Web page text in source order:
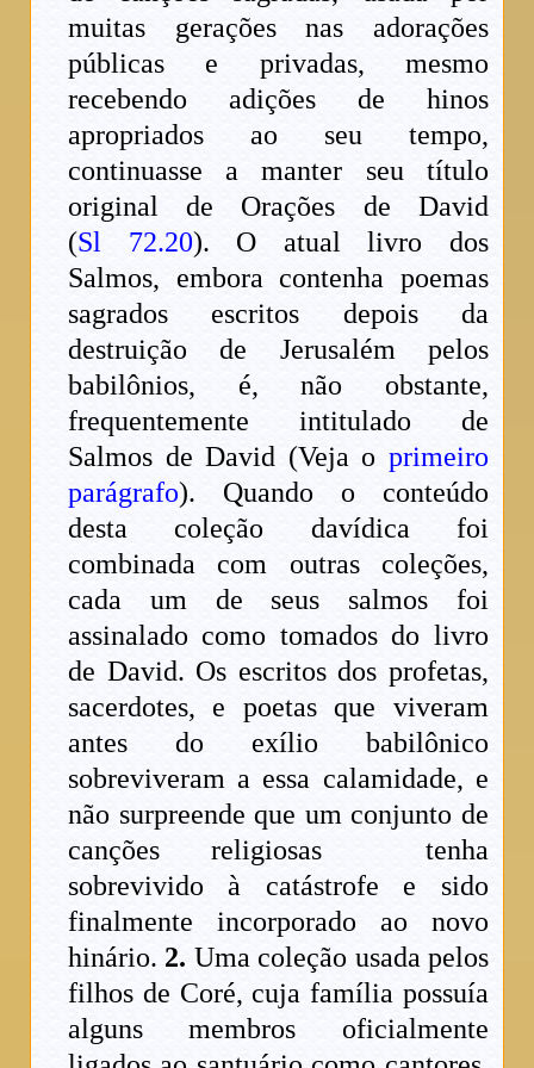
muitas gerações nas adorações
públicas e privadas, mesmo
recebendo adições de hinos
apropriados ao seu tempo,
continuasse a manter seu título
original de Orações de David
(Sl 72.20). O atual livro dos
Salmos, embora contenha poemas
sagrados escritos depois da
destruição de Jerusalém pelos
babilônios, é, não obstante,
frequentemente intitulado de
Salmos de David (Veja o primeiro
parágrafo). Quando o conteúdo
desta coleção davídica foi
combinada com outras coleções,
cada um de seus salmos foi
assinalado como tomados do livro
de David. Os escritos dos profetas,
sacerdotes, e poetas que viveram
antes do exílio babilônico
sobreviveram a essa calamidade, e
não surpreende que um conjunto de
canções religiosas tenha
sobrevivido à catástrofe e sido
finalmente incorporado ao novo
hinário. 2. Uma coleção usada pelos
filhos de Coré, cuja família possuía
alguns membros oficialmente